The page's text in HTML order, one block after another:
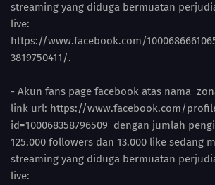
streaming yang diduga bermuatan
live:
https://www.facebook.com/
3819750411/.
- Akun fans page facebook atas nama
link url: https://www.facebook.com/
id=100068358796509 dengan jumlah
125.000 followers dan 13.000 like sedang
streaming yang diduga bermuatan
live: